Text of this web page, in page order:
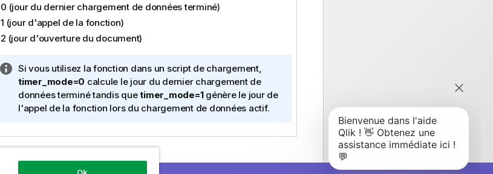
0 (jour du dernier chargement de données terminé)
1 (jour d'appel de la fonction)
2 (jour d'ouverture du document)
N
o
t
e
n
f
o
Si vous utilisez la fonction dans un script de chargement,
timer_mode=0 calcule le jour du dernier chargement de
données terminé tandis quetimer_mode=1génère le jour de
l'appel de la fonction lors du chargement de données actif.